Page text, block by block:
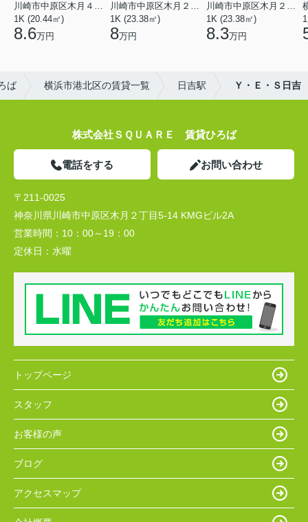
川崎市中原区木月４丁目
1K (20.44㎡)
8.6万円
川崎市中原区木月２丁目
1K (23.38㎡)
8万円
川崎市中原区木月２丁目
1K (23.38㎡)
8.3万円
ば 横浜市港北区の賃貸一覧 日吉駅 Ｙ・Ｅ・Ｓ日吉
株式会社ＳＱＵＡＲＥ 賃貸ひろば
電話をする お問い合わせ
〒211-0025
神奈川県川崎市中原区木月２丁目5-14 KMGビル2A
営業時間： 10：00～19：00
定休日： 水曜
トップページ
スタッフ
お客様の声
ブログ
アクセスマップ